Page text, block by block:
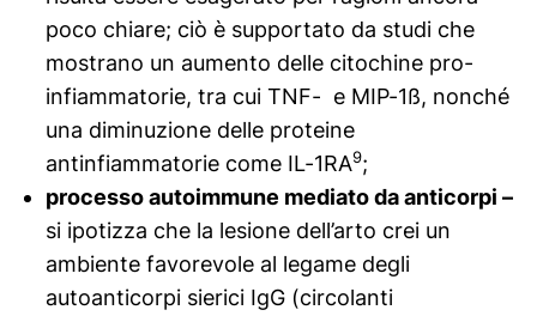
poco chiare; ciò è supportato da studi che
mostrano un aumento delle citochine pro-
infiammatorie, tra cui TNF- e MIP-1ß, nonché
una diminuzione delle proteine ​​
antinfiammatorie come IL-1RA9;
processo autoimmune mediato da anticorpi –
si ipotizza che la lesione dell’arto crei un
ambiente favorevole al legame degli
autoanticorpi sierici IgG (circolanti